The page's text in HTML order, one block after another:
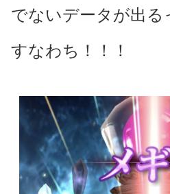
でないデータが出る
すなわち！！！